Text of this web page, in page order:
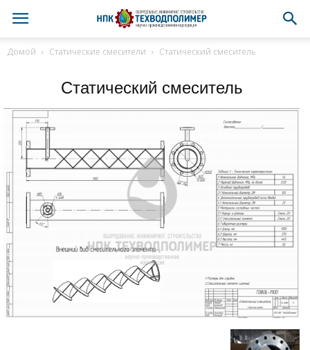
Домой Статические смесители Статический смеситель
Статический смеситель